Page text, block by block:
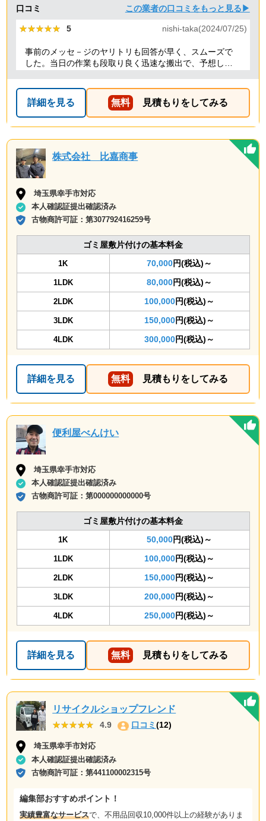
口コミ この業者の口コミをもっと見る▶
★★★★★
★★★★★ 5 nishi-taka(2024/07/25)
事前のメッセ－ジのヤリトリも回答が早く、スムーズで
した。当日の作業も段取り良く迅速な搬出で、予想して
したくなるような感想です。
詳細を見る 無料 見積もりをしてみる
株式会社 比嘉商事
埼玉県幸手市対応
本人確認証提出確認済み
古物商許可証：第307792416259号
ゴミ屋敷片付けの基本料金
1K 70,000円(税込)～
1LDK 80,000円(税込)～
2LDK 100,000円(税込)～
3LDK 150,000円(税込)～
4LDK 300,000円(税込)～
詳細を見る 無料 見積もりをしてみる
便利屋べんけい
埼玉県幸手市対応
本人確認証提出確認済み
古物商許可証：第000000000000号
ゴミ屋敷片付けの基本料金
1K 50,000円(税込)～
1LDK 100,000円(税込)～
2LDK 150,000円(税込)～
3LDK 200,000円(税込)～
4LDK 250,000円(税込)～
詳細を見る 無料 見積もりをしてみる
リサイクルショップフレンド
★★★★★
★★★★★ 4.9 口コミ(12)
埼玉県幸手市対応
本人確認証提出確認済み
古物商許可証：第441100002315号
編集部おすすめポイント！
実績豊富なサービスで、不用品回収10,000件以上の経験がありま